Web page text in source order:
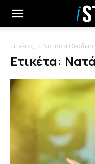
Ετικέτες Νατάσα
Ετικέτα: